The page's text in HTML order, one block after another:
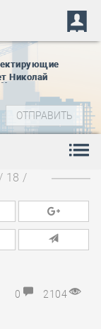
Николай
/ 18 /
0 2104